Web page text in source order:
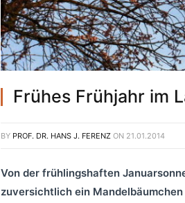
Frühes Frühjahr im
BY PROF. DR. HANS J. FERENZ ON 21.01.2014
Von der frühlingshaften
zuversichtlich ein